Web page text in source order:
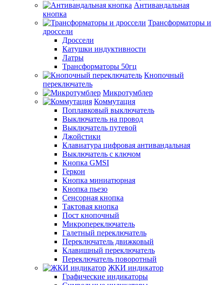
Антивандальная
кнопка
Трансформаторы и
дроссели
Дроссели
Катушки индуктивности
Латры
Трансформаторы 50гц
Кнопочный
переключатель
Микротумблер
Коммутация
Поплавковый выключатель
Выключатель на провод
Выключатель путевой
Джойстики
Клавиатура цифровая антивандальная
Выключатель с ключом
Кнопка GMSI
Геркон
Кнопка миниатюрная
Кнопка пьезо
Сенсорная кнопка
Тактовая кнопка
Пост кнопочный
Микропереключатель
Галетный переключатель
Переключатель движковый
Клавишный переключатель
Переключатель поворотный
ЖКИ индикатор
Графические индикаторы